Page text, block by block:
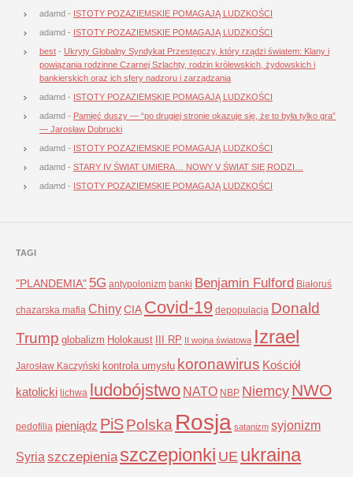
adamd - ISTOTY POZAZIEMSKIE POMAGAJĄ LUDZKOŚCI
adamd - ISTOTY POZAZIEMSKIE POMAGAJĄ LUDZKOŚCI
best - Ukryty Globalny Syndykat Przestępczy, który rządzi światem: Klany i
powiązania rodzinne Czarnej Szlachty, rodzin królewskich, żydowskich i
bankierskich oraz ich sfery nadzoru i zarządzania
adamd - ISTOTY POZAZIEMSKIE POMAGAJĄ LUDZKOŚCI
adamd - Pamięć duszy — “po drugiej stronie okazuje się, że to była tylko gra”
— Jarosław Dobrucki
adamd - ISTOTY POZAZIEMSKIE POMAGAJĄ LUDZKOŚCI
adamd - STARY IV ŚWIAT UMIERA… NOWY V ŚWIAT SIĘ RODZI…
adamd - ISTOTY POZAZIEMSKIE POMAGAJĄ LUDZKOŚCI
TAGI
"PLANDEMIA" 5G antypolonizm banki Benjamin Fulford Białoruś
chazarska mafia ChinyCIA Covid-19 depopulacja Donald
Trump globalizm Holokaust III RP II wojna światowa Izrael
Jarosław Kaczyński kontrola umysłu koronawirus Kościół
katolicki lichwa ludobójstwo NATO NBP NiemcyNWO
pedofilia pieniądz PiSPolska Rosja satanizm syjonizm
Syria szczepienia szczepionki UE ukraina